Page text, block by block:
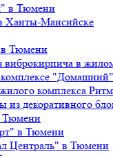
в Тюмени
Ханты-Мансийске
Тюмени
виброкирпича в
комплекса
из декоративного
Тюмени
в Тюмени
Централь" в Тюмени